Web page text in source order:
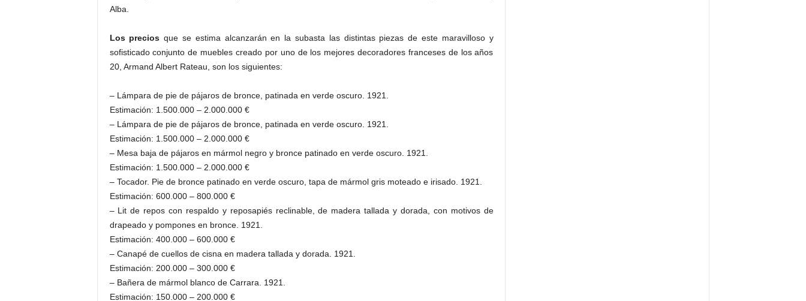
Alba.
Los precios que se estima alcanzarán en la subasta las distintas piezas de este maravilloso y
sofisticado conjunto de muebles creado por uno de los mejores decoradores franceses de los años
20, Armand Albert Rateau, son los siguientes:
– Lámpara de pie de pájaros de bronce, patinada en verde oscuro. 1921.
Estimación: 1.500.000 – 2.000.000 €
– Lámpara de pie de pájaros de bronce, patinada en verde oscuro. 1921.
Estimación: 1.500.000 – 2.000.000 €
– Mesa baja de pájaros en mármol negro y bronce patinado en verde oscuro. 1921.
Estimación: 1.500.000 – 2.000.000 €
– Tocador. Pie de bronce patinado en verde oscuro, tapa de mármol gris moteado e irisado. 1921.
Estimación: 600.000 – 800.000 €
– Lit de repos con respaldo y reposapiés reclinable, de madera tallada y dorada, con motivos de
drapeado y pompones en bronce. 1921.
Estimación: 400.000 – 600.000 €
– Canapé de cuellos de cisna en madera tallada y dorada. 1921.
Estimación: 200.000 – 300.000 €
– Bañera de mármol blanco de Carrara. 1921.
Estimación: 150.000 – 200.000 €